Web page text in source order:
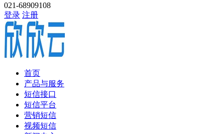
021-68909108
登录 注册
首页
产品与服务
短信接口
短信平台
营销短信
视频短信